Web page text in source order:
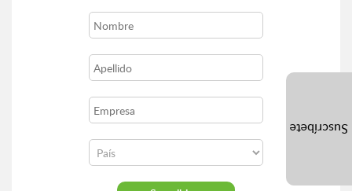
Suscríbete